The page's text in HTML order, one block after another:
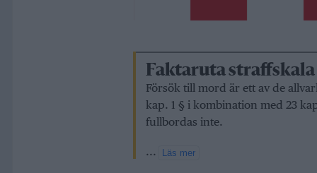
Faktaruta
Försök till mord är ett av de
kap. 1 § i kombination med 23
fullbordas inte.
... Läs mer